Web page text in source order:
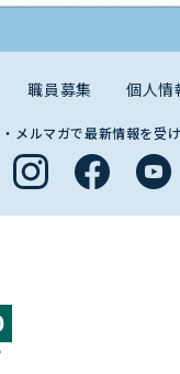
職員募集 個人情
・メルマガで最新情報を受